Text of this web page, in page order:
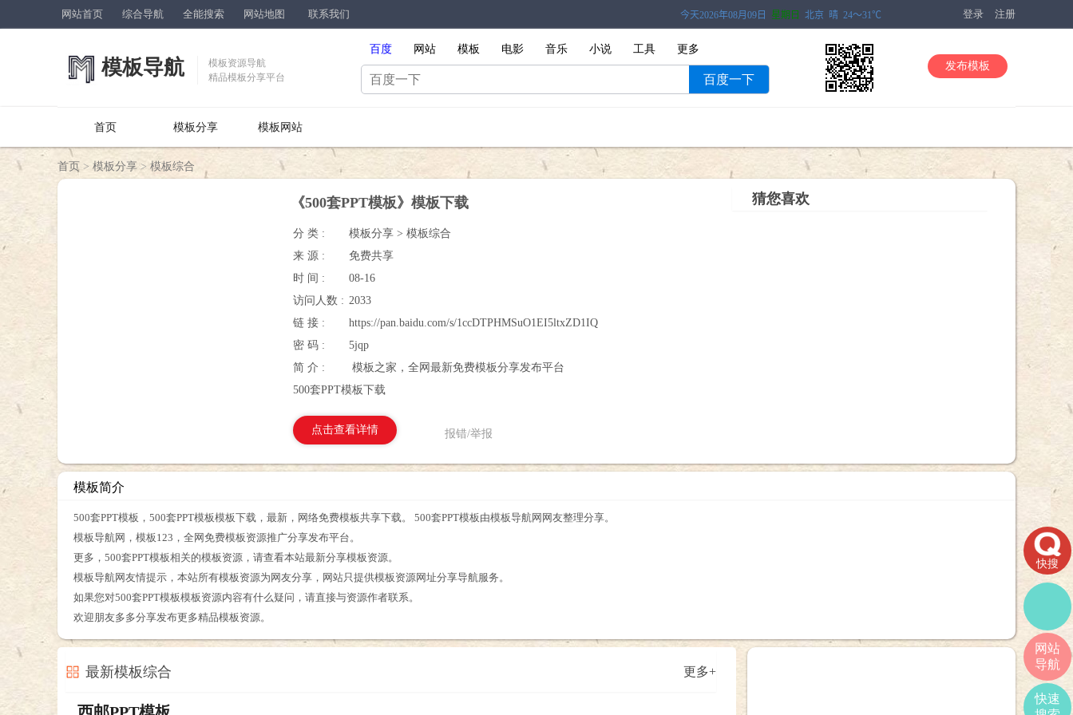
网站首页 综合导航 全能搜索 网站地图 联系我们 登录 注册
模板导航
模板资源导航
精品模板分享平台
百度 网站 模板 电影 音乐 小说 工具 更多
百度一下
发布模板
首页 模板分享 模板网站
首页 > 模板分享 > 模板综合
《500套PPT模板》模板下载
分 类 :
模板分享 > 模板综合
来 源 :
免费共享
时 间 :
08-16
访问人数 : 2033
链 接 :
https://pan.baidu.com/s/1ccDTPHMSuO1EI5ltxZD1IQ
密 码 :
5jqp
简 介 :
模板之家，全网最新免费模板分享发布平台
500套PPT模板下载
点击查看详情 报错/举报
猜您喜欢
模板简介
500套PPT模板，500套PPT模板模板下载，最新，网络免费模板共享下载。 500套PPT模板由模板导航网网友整理分享。
模板导航网，模板123，全网免费模板资源推广分享发布平台。
更多，500套PPT模板相关的模板资源，请查看本站最新分享模板资源。
模板导航网友情提示，本站所有模板资源为网友分享，网站只提供模板资源网址分享导航服务。
如果您对500套PPT模板模板资源内容有什么疑问，请直接与资源作者联系。
欢迎朋友多多分享发布更多精品模板资源。
最新模板综合 更多+
快搜
网站
导航
快速